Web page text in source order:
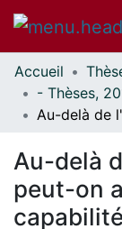
Communautés
et collections
Parcourir
À propos
Accueil
Au-delà
peut-on